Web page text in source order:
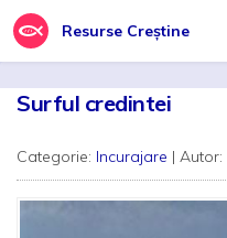
Resurse Creștine
Surful credintei
Categorie: Incurajare | Autor: